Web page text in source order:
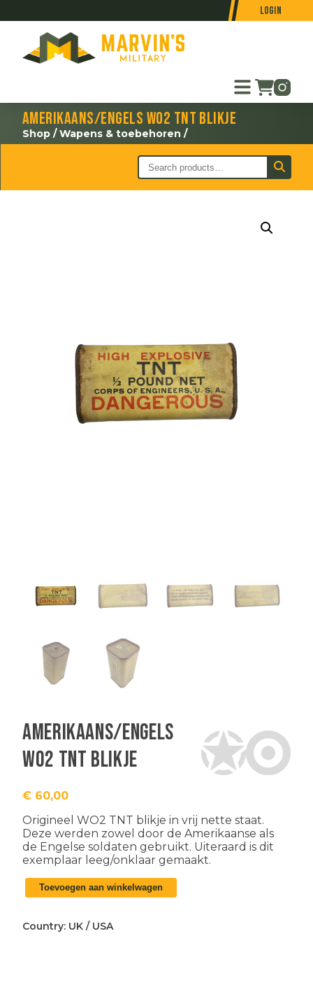
Login
Amerikaans/Engels WO2 TNT blikje
Shop /Wapens & toebehoren /
Amerikaans/Engels
WO2 TNT blikje
€ 60,00
Origineel WO2 TNT blikje in vrij nette staat.
Deze werden zowel door de Amerikaanse als
de Engelse soldaten gebruikt. Uiteraard is dit
exemplaar leeg/onklaar gemaakt.
Amerikaans/Engels
WO2
blikje
Toevoegen aan winkelwagen
Country: UK / USA